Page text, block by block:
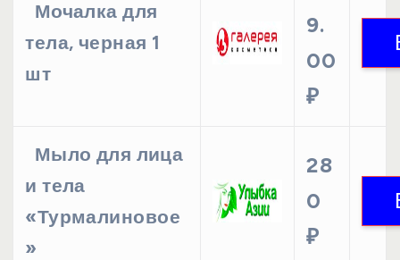
Мочалка для
тела, черная 1
шт
9.
00
₽
Мыло для лица
и тела
«Турмалиновое
»
28
0
₽